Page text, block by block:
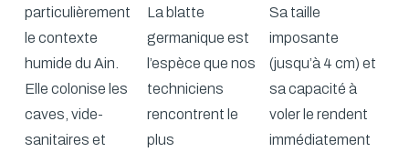
particulièrement
le contexte
humide du Ain.
Elle colonise les
caves, vide-
sanitaires et
La blatte
germanique est
l’espèce que nos
techniciens
rencontrent le
plus
Sa taille
imposante
(jusqu’à 4 cm) et
sa capacité à
voler le rendent
immédiatement